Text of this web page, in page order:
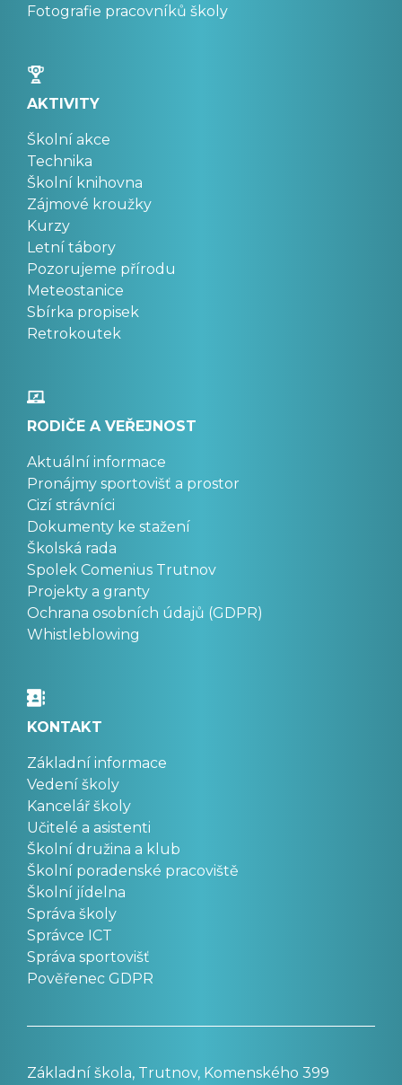
Fotografie pracovníků školy
AKTIVITY
Školní akce
Technika
Školní knihovna
Zájmové kroužky
Kurzy
Letní tábory
Pozorujeme přírodu
Meteostanice
Sbírka propisek
Retrokoutek
RODIČE A VEŘEJNOST
Aktuální informace
Pronájmy sportovišť a prostor
Cizí strávníci
Dokumenty ke stažení
Školská rada
Spolek Comenius Trutnov
Projekty a granty
Ochrana osobních údajů (GDPR)
Whistleblowing
KONTAKT
Základní informace
Vedení školy
Kancelář školy
Učitelé a asistenti
Školní družina a klub
Školní poradenské pracoviště
Školní jídelna
Správa školy
Správce ICT
Správa sportovišť
Pověřenec GDPR
Základní škola, Trutnov, Komenského 399